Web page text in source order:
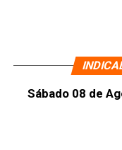
Sábado 08 de